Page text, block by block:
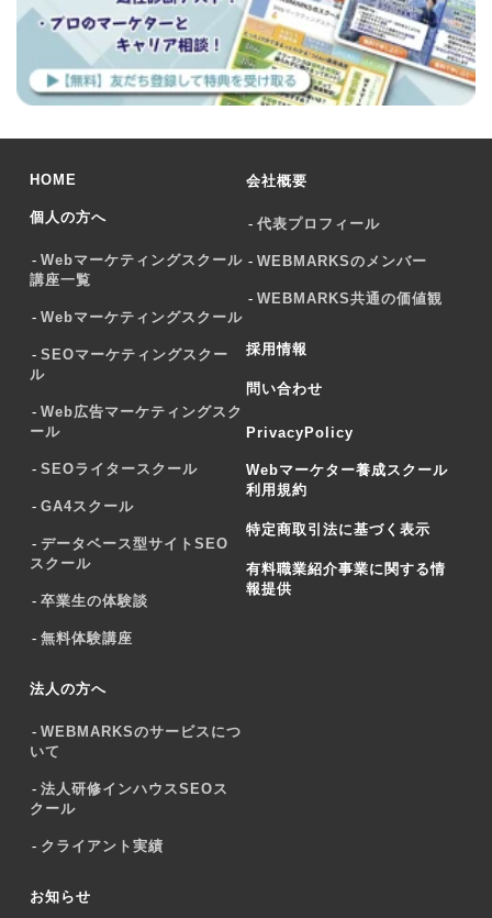
HOME
個人の方へ
Webマーケティングスクール
講座一覧
Webマーケティングスクール
SEOマーケティングスクー
ル
Web広告マーケティングスク
ール
SEOライタースクール
GA4スクール
データベース型サイトSEO
スクール
卒業生の体験談
無料体験講座
法人の方へ
WEBMARKSのサービスにつ
いて
法人研修インハウスSEOス
クール
クライアント実績
お知らせ
会社概要
代表プロフィール
WEBMARKSのメンバー
WEBMARKS共通の価値観
採用情報
問い合わせ
PrivacyPolicy
Webマーケター養成スクール
利用規約
特定商取引法に基づく表示
有料職業紹介事業に関する情
報提供